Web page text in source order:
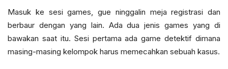
Masuk ke sesi games, gue ninggalin meja registrasi dan
berbaur dengan yang lain. Ada dua jenis games yang di
bawakan saat itu. Sesi pertama ada game detektif dimana
masing-masing kelompok harus memecahkan sebuah kasus.